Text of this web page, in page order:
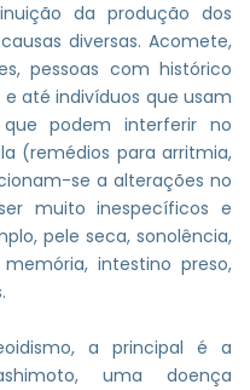
da produção dos
diversas. Acomete,
pessoas com histórico
até indivíduos que usam
podem interferir no
(remédios para arritmia,
se a alterações no
muito inespecíficos e
pele seca, sonolência,
intestino preso,
a principal é a
uma doença